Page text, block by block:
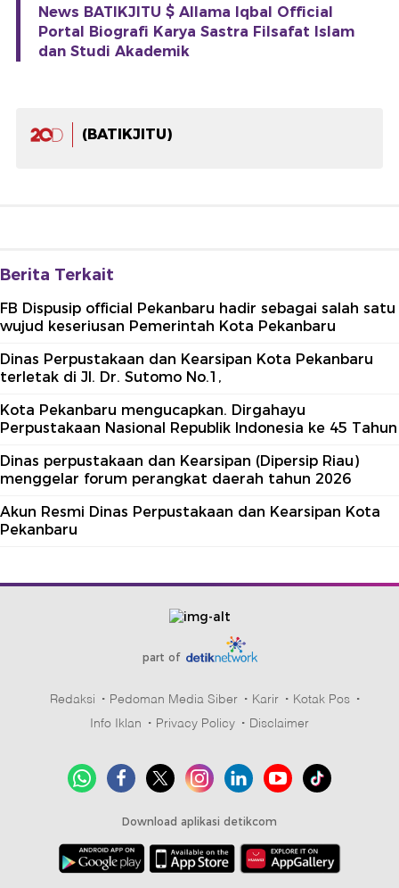
News BATIKJITU $ Allama Iqbal Official
Portal Biografi Karya Sastra Filsafat Islam
dan Studi Akademik
(BATIKJITU)
Berita Terkait
FB Dispusip official Pekanbaru hadir sebagai salah satu
wujud keseriusan Pemerintah Kota Pekanbaru
Dinas Perpustakaan dan Kearsipan Kota Pekanbaru
terletak di Jl. Dr. Sutomo No.1,
Kota Pekanbaru mengucapkan. Dirgahayu
Perpustakaan Nasional Republik Indonesia ke 45 Tahun
Dinas perpustakaan dan Kearsipan (Dipersip Riau)
menggelar forum perangkat daerah tahun 2026
Akun Resmi Dinas Perpustakaan dan Kearsipan Kota
Pekanbaru
part of
Redaksi Pedoman Media Siber Karir
Kotak Pos
Info Iklan
Privacy Policy Disclaimer
Download aplikasi detikcom